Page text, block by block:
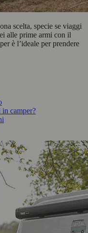
scelta, specie se viaggi
alle prime armi con il
è l’ideale per prendere
camper?